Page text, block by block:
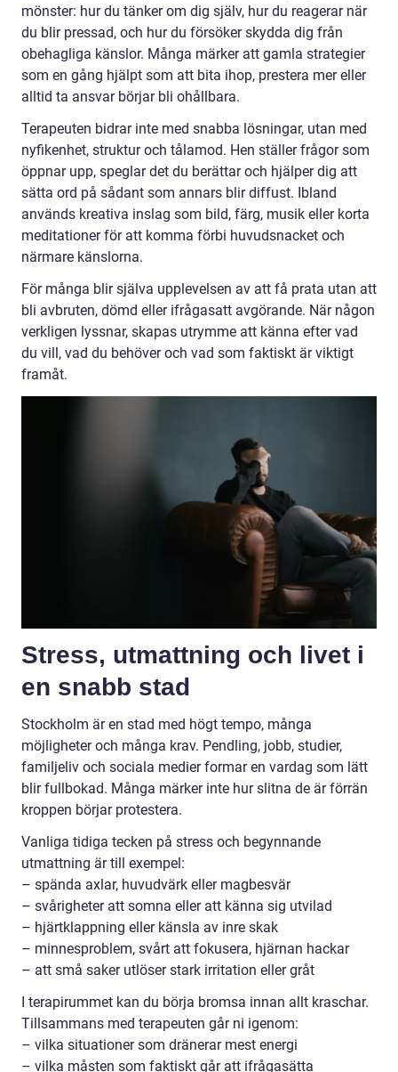
mönster: hur du tänker om dig själv, hur du reagerar när
du blir pressad, och hur du försöker skydda dig från
obehagliga känslor. Många märker att gamla strategier
som en gång hjälpt som att bita ihop, prestera mer eller
alltid ta ansvar börjar bli ohållbara.
Terapeuten bidrar inte med snabba lösningar, utan med
nyfikenhet, struktur och tålamod. Hen ställer frågor som
öppnar upp, speglar det du berättar och hjälper dig att
sätta ord på sådant som annars blir diffust. Ibland
används kreativa inslag som bild, färg, musik eller korta
meditationer för att komma förbi huvudsnacket och
närmare känslorna.
För många blir själva upplevelsen av att få prata utan att
bli avbruten, dömd eller ifrågasatt avgörande. När någon
verkligen lyssnar, skapas utrymme att känna efter vad
du vill, vad du behöver och vad som faktiskt är viktigt
framåt.
Stress, utmattning och livet i
en snabb stad
Stockholm är en stad med högt tempo, många
möjligheter och många krav. Pendling, jobb, studier,
familjeliv och sociala medier formar en vardag som lätt
blir fullbokad. Många märker inte hur slitna de är förrän
kroppen börjar protestera.
Vanliga tidiga tecken på stress och begynnande
utmattning är till exempel:
– spända axlar, huvudvärk eller magbesvär
– svårigheter att somna eller att känna sig utvilad
– hjärtklappning eller känsla av inre skak
– minnesproblem, svårt att fokusera, hjärnan hackar
– att små saker utlöser stark irritation eller gråt
I terapirummet kan du börja bromsa innan allt kraschar.
Tillsammans med terapeuten går ni igenom:
– vilka situationer som dränerar mest energi
– vilka måsten som faktiskt går att ifrågasätta